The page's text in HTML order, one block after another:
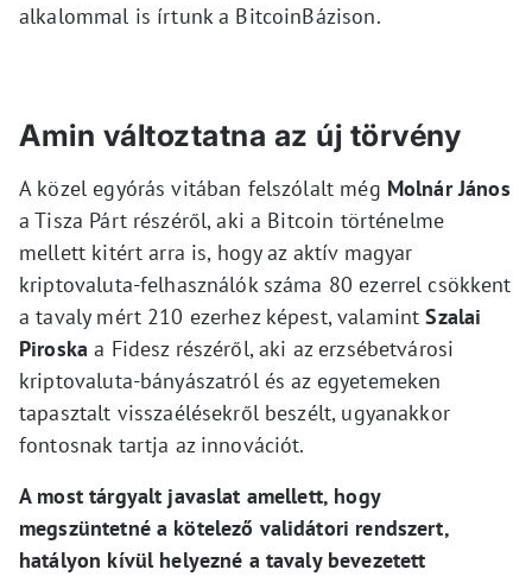
alkalommal is írtunk a BitcoinBázison.
Amin változtatna az új törvény
A közel egyórás vitában felszólalt még Molnár János
a Tisza Párt részéről, aki a Bitcoin történelme
mellett kitért arra is, hogy az aktív magyar
kriptovaluta-felhasználók száma 80 ezerrel csökkent
a tavaly mért 210 ezerhez képest, valamintSzalai
Piroska a Fidesz részéről, aki az erzsébetvárosi
kriptovaluta-bányászatról és az egyetemeken
tapasztalt visszaélésekről beszélt, ugyanakkor
fontosnak tartja az innovációt.
A most tárgyalt javaslat amellett, hogy
megszüntetné a kötelező validátori rendszert,
hatályon kívül helyezné a tavaly bevezetett